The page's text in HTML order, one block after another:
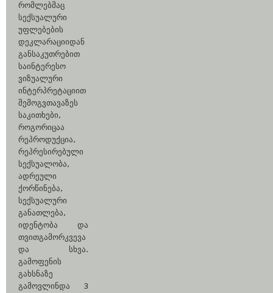
რომლებმაც
სექსუალური
უფლებების
დეკლარაციიდან
განსაკუთრებით
საინტერესო
ვიზუალური
ინტერპრეტაციით
შემოგვთავაზეს
საკითხები,
როგორიცაა
რეპროდუქცია,
რეპრესირებული
სექსუალობა,
ადრეული
ქორწინება,
სექსუალური
განათლება,
იდენტობა და
თვითგამორკვევა
და სხვა.
გამოფენის
გახსნაზე
გამოვლინდა 3